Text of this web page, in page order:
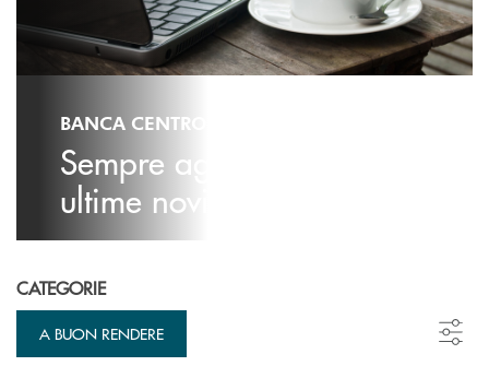
BANCA CENTRO EMILIA - NEWS
Sempre aggiornato sulle
ultime novità
CATEGORIE
A BUON RENDERE